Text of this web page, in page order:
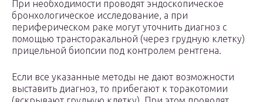
При необходимости проводят эндоскопическое
бронхологическое исследование, а при
периферическом раке могут уточнить диагноз с
помощью трансторакальной (через грудную клетку)
прицельной биопсии под контролем рентгена.
Если все указанные методы не дают возможности
выставить диагноз, то прибегают к торакотомии